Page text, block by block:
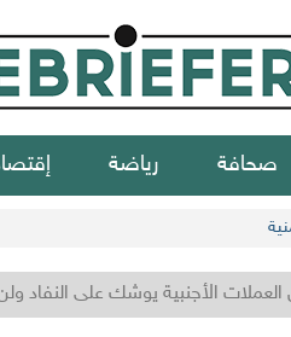
صحافة رياضة
الأجنبية يوشك على النفاد